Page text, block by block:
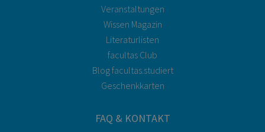
Veranstaltungen
Wissen Magazin
Literaturlisten
facultas Club
Blog facultas.studiert
Geschenkkarten
FAQ & KONTAKT